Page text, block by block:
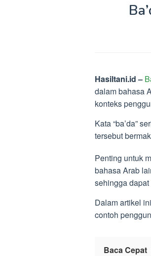
Hasiltani.id –
dalam bahasa
konteks
Kata “ba’da”
tersebut
Penting untuk
bahasa Arab
sehingga
Dalam artikel
contoh
Baca Cepat